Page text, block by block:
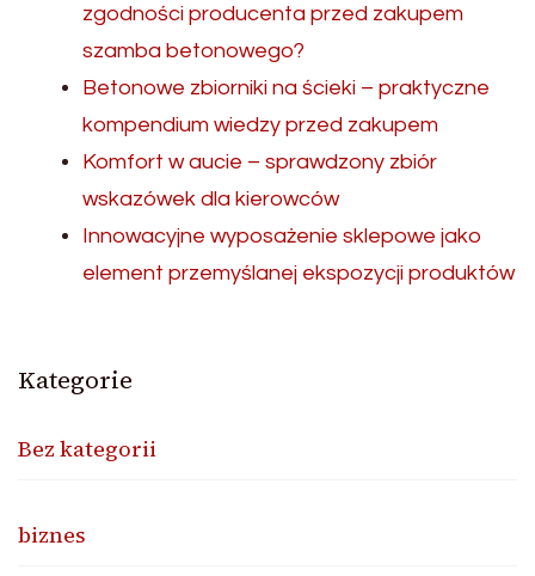
zgodności producenta przed zakupem
szamba betonowego?
Betonowe zbiorniki na ścieki – praktyczne
kompendium wiedzy przed zakupem
Komfort w aucie – sprawdzony zbiór
wskazówek dla kierowców
Innowacyjne wyposażenie sklepowe jako
element przemyślanej ekspozycji produktów
Kategorie
Bez kategorii
biznes